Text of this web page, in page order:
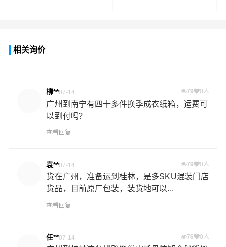
相关询价
柳**07-14 79 0人
广州到南宁有四十多件换季成衣纸箱，运费可
以到付吗？
查看回复
袁**07-14 79 0人
货在广州，准备运到桂林，是多SKU混装门店
货品，目前原厂包装，装货地可以...
查看回复
任**07-14 76 0人